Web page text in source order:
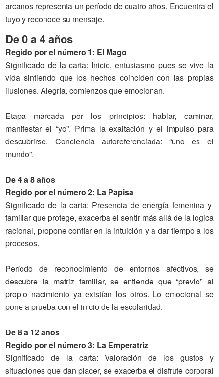
arcanos representa un período de cuatro años. Encuentra el
tuyo y reconoce su mensaje.
De 0 a 4 años
Regido por el número 1: El Mago
Significado de la carta: Inicio, entusiasmo pues se vive la
vida sintiendo que los hechos coinciden con las propias
ilusiones. Alegría, comienzos que emocionan.
Etapa marcada por los principios: hablar, caminar,
manifestar el “yo”. Prima la exaltación y el impulso para
descubrirse. Conciencia autoreferenciada: “uno es el
mundo”.
De 4 a 8 años
Regido por el número 2: La Papisa
Significado de la carta: Presencia de energía femenina y
familiar que protege, exacerba el sentir más allá de la lógica
racional, propone confiar en la intuición y a dar tiempo a los
procesos.
Período de reconocimiento de entornos afectivos, se
descubre la matriz familiar, se entiende que “previo” al
propio nacimiento ya existían los otros. Lo emocional se
pone a prueba con el inicio de la escolaridad.
De 8 a 12 años
Regido por el número 3: La Emperatriz
Significado de la carta: Valoración de los gustos y
situaciones que dan placer, se exacerba el disfrute corporal